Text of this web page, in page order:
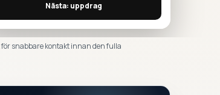
Nästa: uppdrag
för snabbare kontakt innan den fulla